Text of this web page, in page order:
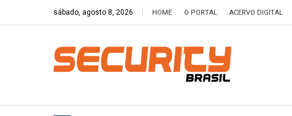
sábado, agosto 8, 2026 HOME O PORTAL ACERVO DIGITAL